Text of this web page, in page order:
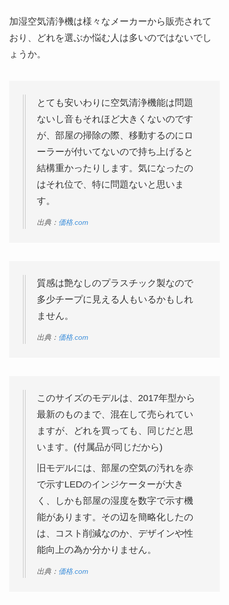
加湿空気清浄機は様々なメーカーから販売されて
おり、どれを選ぶか悩む人は多いのではないでし
ょうか。
とても安いわりに空気清浄機能は問題
ないし音もそれほど大きくないのです
が、部屋の掃除の際、移動するのにロ
ーラーが付いてないので持ち上げると
結構重かったりします。気になったの
はそれ位で、特に問題ないと思いま
す。
出典： 価格.com
質感は艶なしのプラスチック製なので
多少チープに見える人もいるかもしれ
ません。
出典： 価格.com
このサイズのモデルは、2017年型から
最新のものまで、混在して売られてい
ますが、どれを買っても、同じだと思
います。(付属品が同じだから)
旧モデルには、部屋の空気の汚れを赤
で示すLEDのインジケーターが大き
く、しかも部屋の湿度を数字で示す機
能があります。その辺を簡略化したの
は、コスト削減なのか、デザインや性
能向上の為か分かりません。
出典： 価格.com